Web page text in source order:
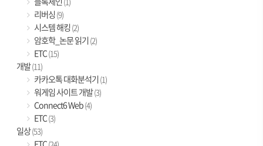
리버싱(9)
시스템 해킹(2)
암호학_논문 읽기(2)
ETC(15)
개발(11)
카카오톡 대화분석기(1)
워게임 사이트 개발(3)
Connect6 Web(4)
ETC(3)
일상(53)